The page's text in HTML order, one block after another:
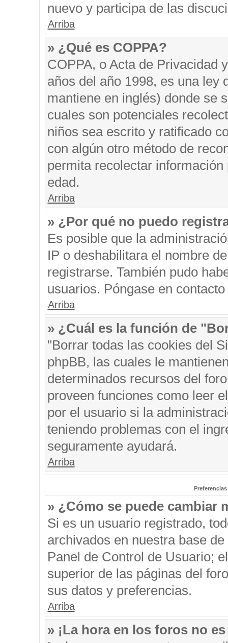
nuevo y participa de las
Arriba
» ¿Qué es COPPA?
COPPA, o Acta de Privacidad
años del año 1998, es una ley
mantiene en inglés) donde se
cuales son potenciales
niños sea escrito y ratificado
con algún otro método de
permita recolectar
edad.
Arriba
» ¿Por qué no puedo
Es posible que la
IP o deshabilitara el nombre
registrarse. También pudo
usuarios. Póngase en
Arriba
» ¿Cuál es la función de
"Borrar todas las cookies del
phpBB, las cuales le
determinados recursos del
proveen funciones como leer
por el usuario si la
teniendo problemas con el
seguramente ayudará.
Arriba
» ¿Cómo se puede cambiar
Si es un usuario registrado,
archivados en nuestra base
Panel de Control de Usuario;
superior de las páginas del
sus datos y preferencias.
Arriba
» ¡La hora en los foros no